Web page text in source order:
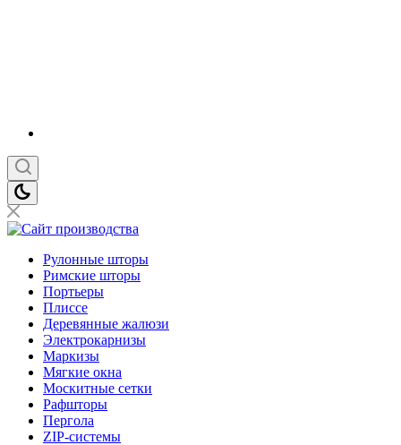
Рулонные шторы
Римские шторы
Портьеры
Плиссе
Деревянные жалюзи
Электрокарнизы
Маркизы
Мягкие окна
Москитные сетки
Рафшторы
Пергола
ZIP-системы